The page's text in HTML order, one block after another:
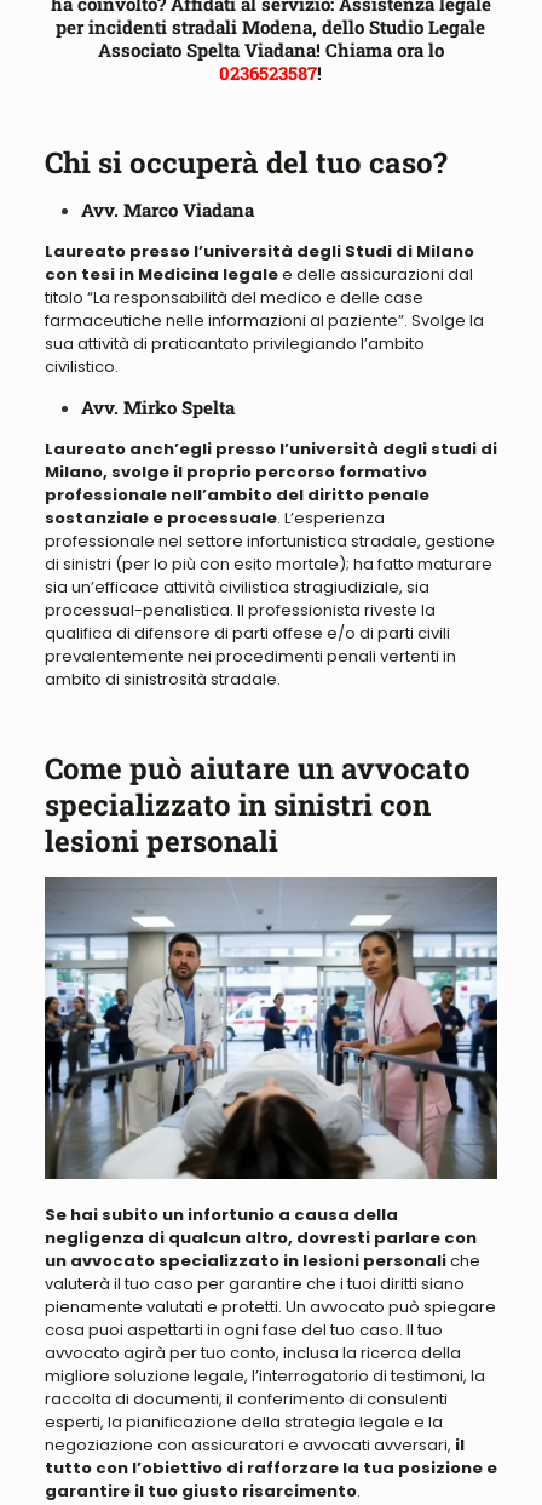
per incidenti stradali Modena, dello Studio Legale
Associato Spelta Viadana! Chiama ora lo
0236523587!
Chi si occuperà del tuo caso?
Avv. Marco Viadana
Laureato presso l’università degli Studi di Milano
con tesi in Medicina legalee delle assicurazioni dal
titolo “La responsabilità del medico e delle case
farmaceutiche nelle informazioni al paziente”. Svolge la
sua attività di praticantato privilegiando l’ambito
civilistico.
Avv. Mirko Spelta
Laureato anch’egli presso l’università degli studi di
Milano, svolge il proprio percorso formativo
professionale nell’ambito del diritto penale
sostanziale e processuale. L’esperienza
professionale nel settore infortunistica stradale, gestione
di sinistri (per lo più con esito mortale); ha fatto maturare
sia un’efficace attività civilistica stragiudiziale, sia
processual-penalistica. Il professionista riveste la
qualifica di difensore di parti offese e/o di parti civili
prevalentemente nei procedimenti penali vertenti in
ambito di sinistrosità stradale.
Come può aiutare un avvocato
specializzato in sinistri con
lesioni personali
Se hai subito un infortunio a causa della
negligenza di qualcun altro, dovresti parlare con
un avvocato specializzato in lesioni personaliche
valuterà il tuo caso per garantire che i tuoi diritti siano
pienamente valutati e protetti. Un avvocato può spiegare
cosa puoi aspettarti in ogni fase del tuo caso. Il tuo
avvocato agirà per tuo conto, inclusa la ricerca della
migliore soluzione legale, l’interrogatorio di testimoni, la
raccolta di documenti, il conferimento di consulenti
esperti, la pianificazione della strategia legale e la
negoziazione con assicuratori e avvocati avversari, il
tutto con l’obiettivo di rafforzare la tua posizione e
garantire il tuo giusto risarcimento.